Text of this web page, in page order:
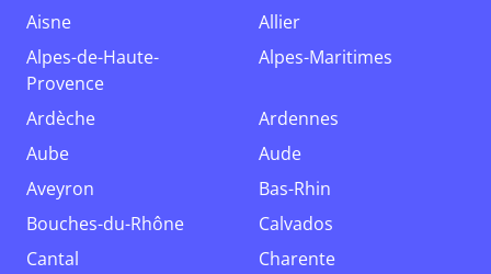
Aisne
Allier
Alpes-de-Haute-
Provence
Alpes-Maritimes
Ardèche
Ardennes
Aube
Aude
Aveyron
Bas-Rhin
Bouches-du-Rhône
Calvados
Cantal
Charente